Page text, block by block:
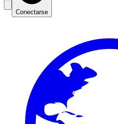
Conectarse